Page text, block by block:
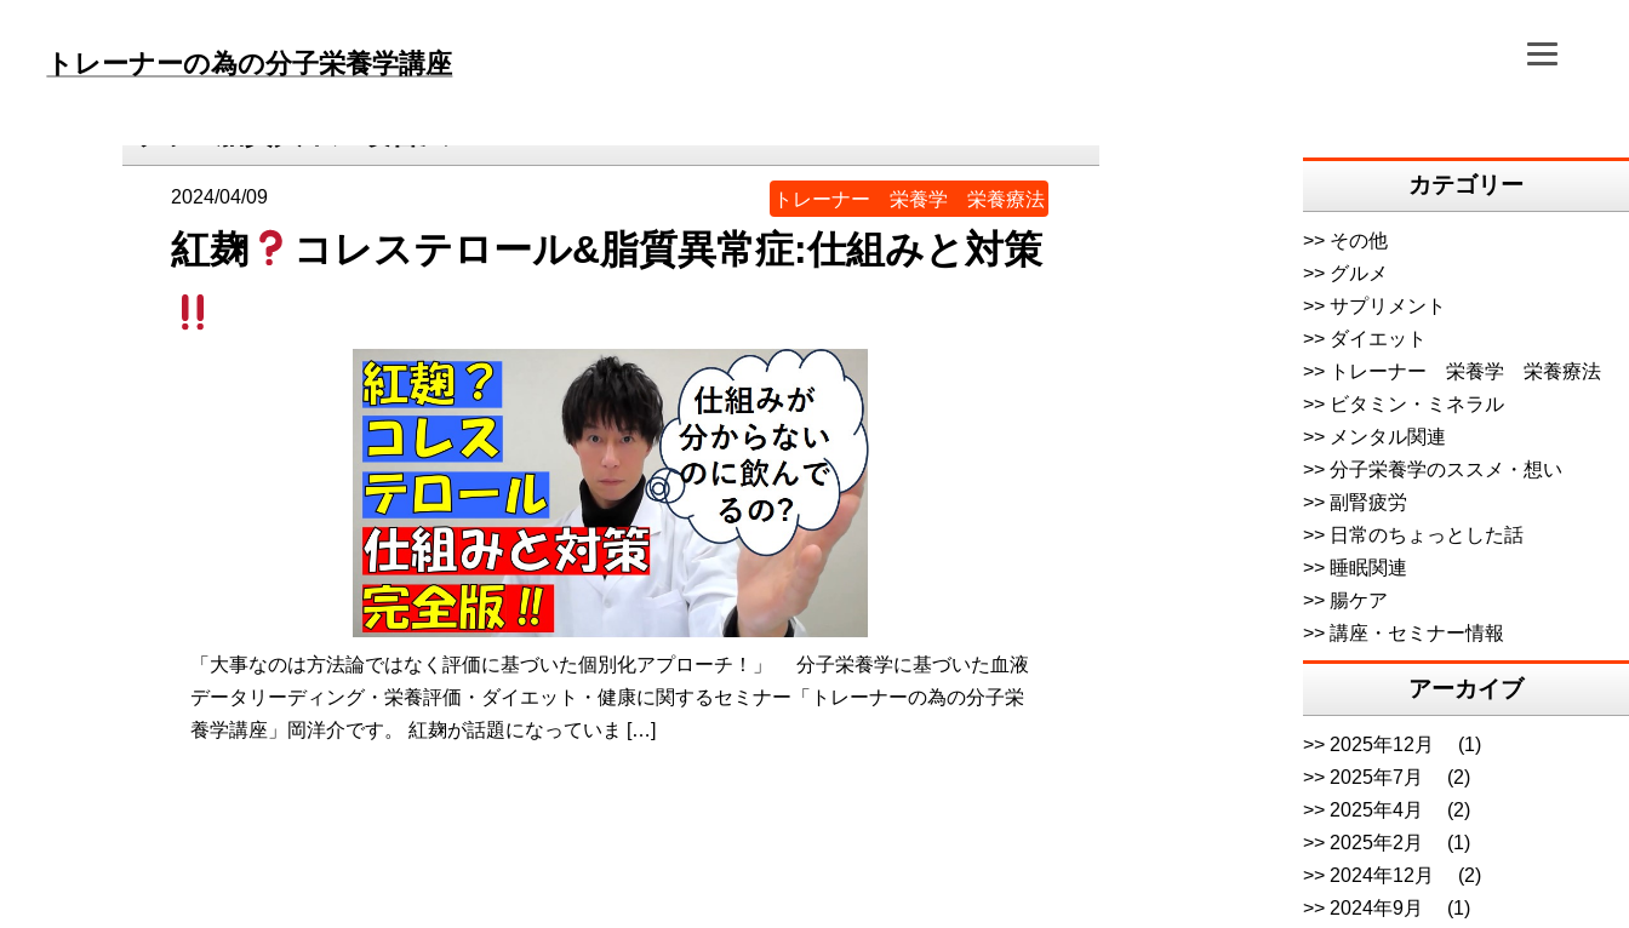
トレーナーの為の分子栄養学講座
2024/04/09 トレーナー 栄養学 栄養療法
「大事なのは方法論ではなく評価に基づいた個別化アプローチ！」 分子栄養学に基づいた血液
データリーディング・栄養評価・ダイエット・健康に関するセミナー「トレーナーの為の分子栄
養学講座」岡洋介です。 紅麹が話題になっていま […]
紅麹 コレステロール&脂質異常症:仕組みと対策
カテゴリー
その他
グルメ
サプリメント
ダイエット
トレーナー 栄養学 栄養療法
ビタミン・ミネラル
メンタル関連
分子栄養学のススメ・想い
副腎疲労
日常のちょっとした話
睡眠関連
腸ケア
講座・セミナー情報
アーカイブ
2025年12月
(1)
2025年7月
(2)
2025年4月
(2)
2025年2月
(1)
2024年12月
(2)
2024年9月
(1)